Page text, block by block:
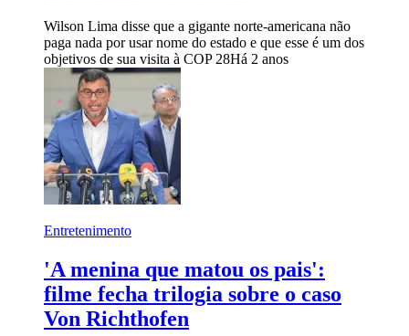
Wilson Lima disse que a gigante norte-americana não
paga nada por usar nome do estado e que esse é um dos
objetivos de sua visita à COP 28Há 2 anos
Entretenimento
'A menina que matou os pais':
filme fecha trilogia sobre o caso
Von Richthofen